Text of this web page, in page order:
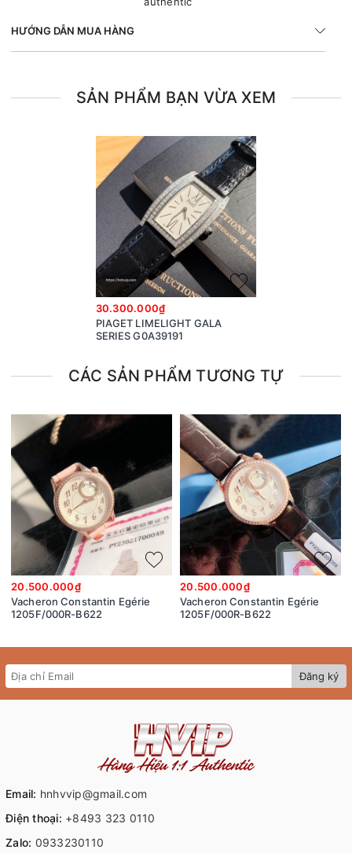
HƯỚNG DẪN MUA HÀNG
SẢN PHẨM BẠN VỪA XEM
30.300.000₫
PIAGET LIMELIGHT GALA
SERIES G0A39191
CÁC SẢN PHẨM TƯƠNG TỰ
20.500.000₫
Vacheron Constantin Egérie
1205F/000R-B622
20.500.000₫
Vacheron Constantin Egérie
1205F/000R-B622
Đăng ký
Email: hnhvvip@gmail.com
Điện thoại: +8493 323 0110
Zalo: 0933230110